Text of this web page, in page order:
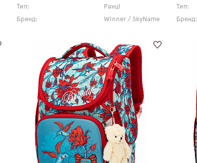
Тип:
Ранці
Бренд:
Winner / SkyName
Тип:
Бренд: